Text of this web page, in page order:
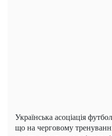
Українська асоціація
що на черговому